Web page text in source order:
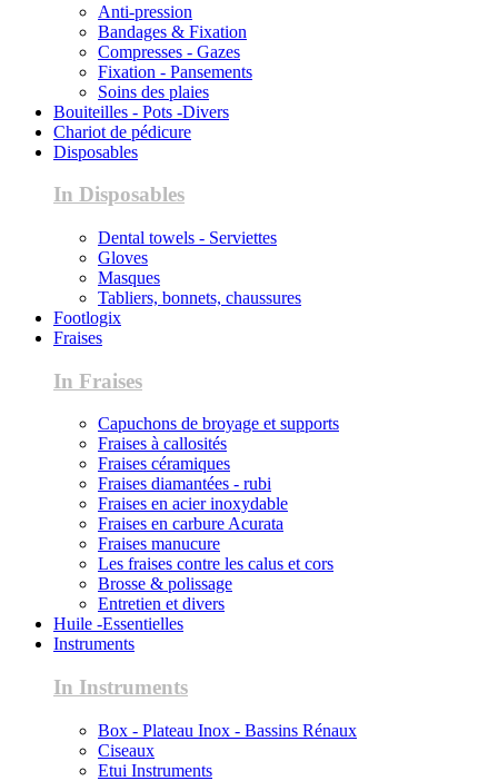
Anti-pression
Bandages & Fixation
Compresses - Gazes
Fixation - Pansements
Soins des plaies
Bouiteilles - Pots -Divers
Chariot de pédicure
Disposables
In Disposables
Dental towels - Serviettes
Gloves
Masques
Tabliers, bonnets, chaussures
Footlogix
Fraises
In Fraises
Capuchons de broyage et supports
Fraises à callosités
Fraises céramiques
Fraises diamantées - rubi
Fraises en acier inoxydable
Fraises en carbure Acurata
Fraises manucure
Les fraises contre les calus et cors
Brosse & polissage
Entretien et divers
Huile -Essentielles
Instruments
In Instruments
Box - Plateau Inox - Bassins Rénaux
Ciseaux
Etui Instruments